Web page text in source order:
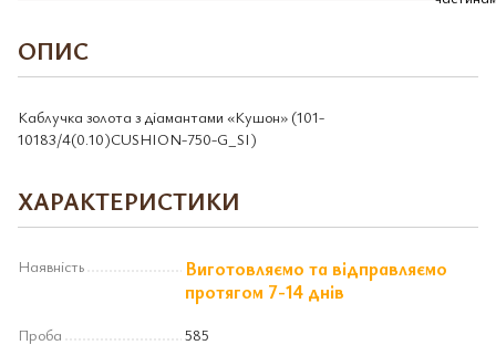
ОПИС
Каблучка золота з діамантами «Кушон» (101-
10183/4(0.10)CUSHION-750-G_SI)
ХАРАКТЕРИСТИКИ
Наявність
Виготовляємо та відправляємо
протягом 7-14 днів
Проба
585